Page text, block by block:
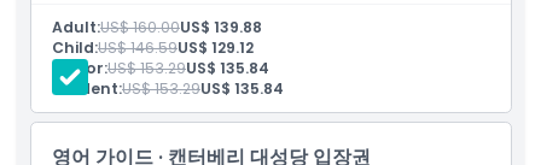
취소 정책
리즈 성 입장
영어 구사 가이드
템스 강 보트 타기
무료 Wi-Fi 및 USB 충전기가 구비된 고급 에어컨 버스 교통편
Adult:US$ 160.00US$ 139.88
Child:US$ 146.59US$ 129.12
Senior:US$ 153.29US$ 135.84
Student:US$ 153.29US$ 135.84
영어 가이드 · 캔터베리 대성당 입장권